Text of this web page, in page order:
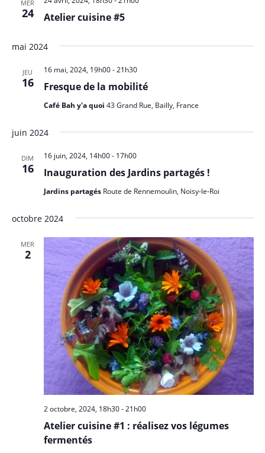
MER
24 Atelier cuisine #5
mai 2024
JEU
16 Fresque de la mobilité
16 mai, 2024, 19h00-21h30
Café Bah y'a quoi 43 Grand Rue, Bailly, France
juin 2024
DIM
16 Inauguration des Jardins partagés !
16 juin, 2024, 14h00- 17h00
Jardins partagés Route de Rennemoulin, Noisy-le-Roi
octobre 2024
MER
2
Atelier cuisine #1 : réalisez vos légumes
fermentés
2 octobre, 2024, 18h30-21h00